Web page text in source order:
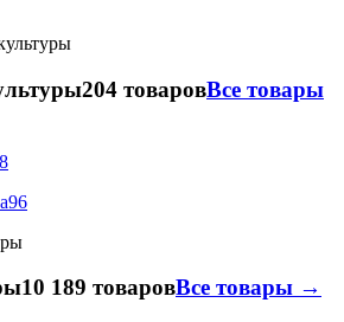
204 товаровВсе товары
96
10 189 товаровВсе товары →